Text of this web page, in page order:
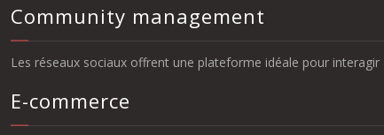
Community management
Les réseaux sociaux offrent une plateforme idéale pour
E-commerce